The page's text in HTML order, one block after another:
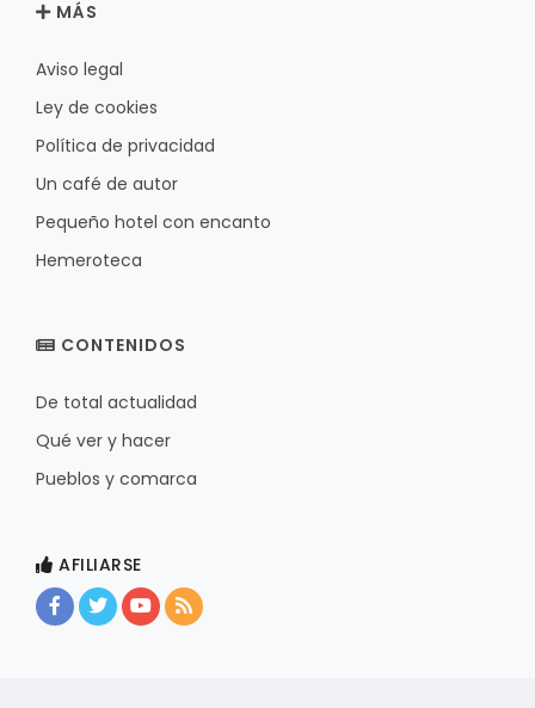
MÁS
Aviso legal
Ley de cookies
Política de privacidad
Un café de autor
Pequeño hotel con encanto
Hemeroteca
CONTENIDOS
De total actualidad
Qué ver y hacer
Pueblos y comarca
AFILIARSE